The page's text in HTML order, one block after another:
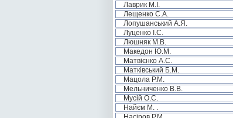
Лаврик М.І.
Лещенко С.А.
Лопушанський А.Я.
Луценко І.С.
Люшняк М.В.
Македон Ю.М.
Матвієнко А.С.
Матківський Б.М.
Мацола Р.М.
Мельниченко В.В.
Мусій О.С.
Найєм М. .